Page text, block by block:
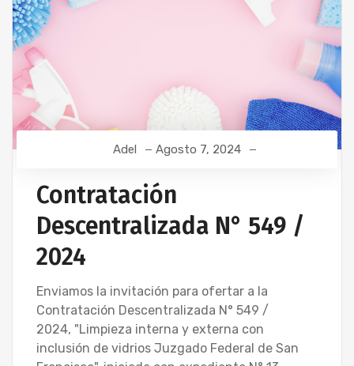
Adel Agosto 7, 2024
Contratación
Descentralizada N° 549 /
2024
Enviamos la invitación para ofertar a la
Contratación Descentralizada N° 549 /
2024, "Limpieza interna y externa con
inclusión de vidrios Juzgado Federal de San